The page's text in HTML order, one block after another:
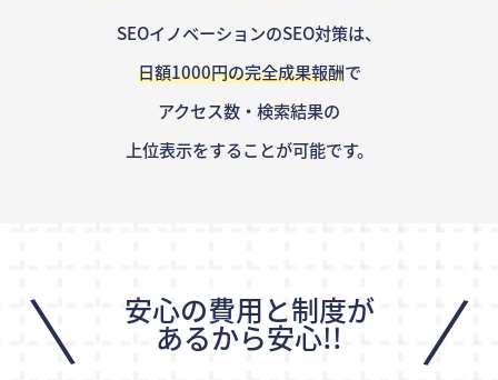
SEOイノベーションのSEO対策は、
日額1000円の完全成果報酬で
アクセス数・検索結果の
上位表示をすることが可能です。
\ 安心の費用と制度が
あるから安心!! /